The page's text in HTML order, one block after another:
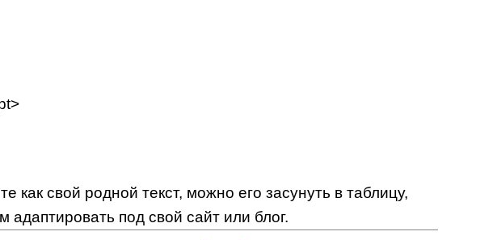
как свой родной текст, можно его засунуть в таблицу,
под свой сайт или блог.